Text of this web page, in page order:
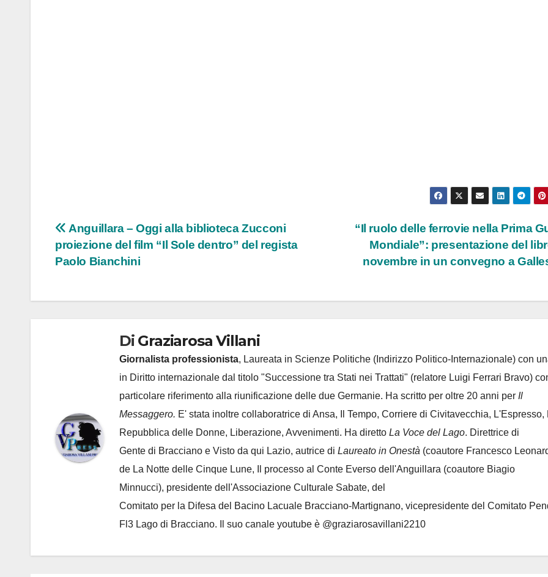
Navigazione
articoli
“Il ruolo delle ferrovie nella Prima
Mondiale”: presentazione del
novembre in un convegno a
Anguillara – Oggi alla biblioteca Zucconi
proiezione del film “Il Sole dentro” del regista
Paolo Bianchini
Di Graziarosa Villani
Giornalista professionista, Laureata in Scienze Politiche (Indirizzo Politico-Internazionale) con
in Diritto internazionale dal titolo "Successione tra Stati nei Trattati" (relatore Luigi Ferrari Bravo)
particolare riferimento alla riunificazione delle due Germanie. Ha scritto per oltre 20 anni per Il
Messaggero. E' stata inoltre collaboratrice di Ansa, Il Tempo, Corriere di Civitavecchia, L'Espresso,
Repubblica delle Donne, Liberazione, Avvenimenti. Ha diretto La Voce del Lago. Direttrice di
Gente di Bracciano e Visto da qui Lazio, autrice di Laureato in Onestà (coautore Francesco
de La Notte delle Cinque Lune, Il processo al Conte Everso dell'Anguillara (coautore Biagio
Minnucci), presidente dell'Associazione Culturale Sabate, del
Comitato per la Difesa del Bacino Lacuale Bracciano-Martignano, vicepresidente del Comitato
Fl3 Lago di Bracciano. Il suo canale youtube è @graziarosavillani2210